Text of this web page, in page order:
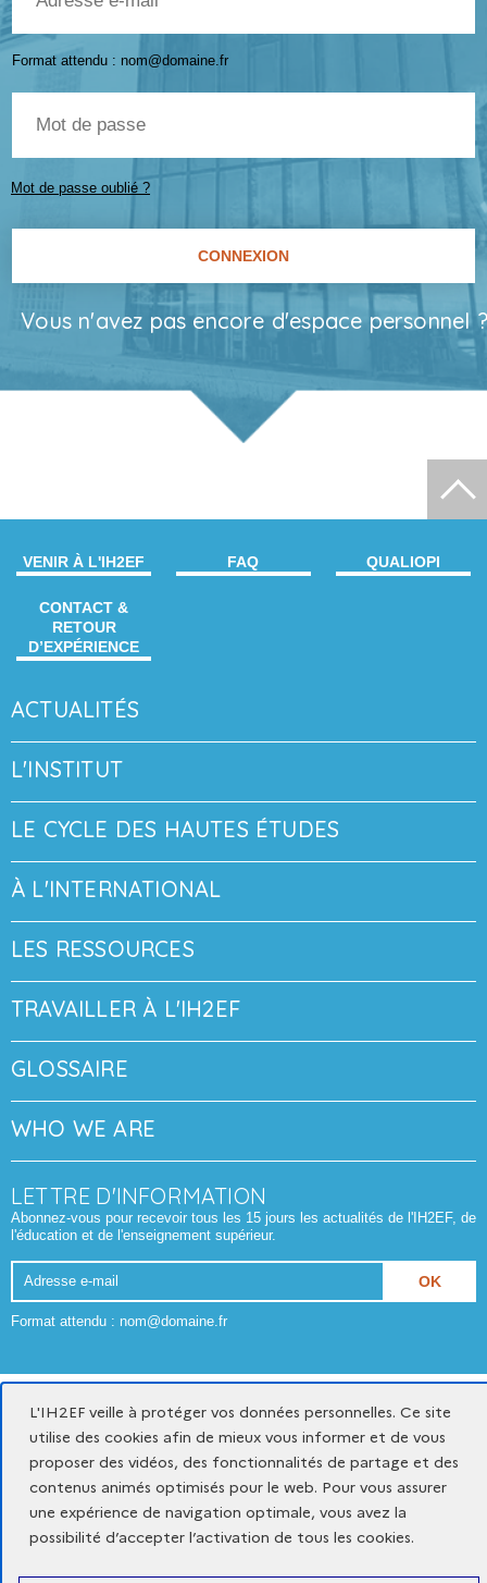
Format attendu : nom@domaine.fr
de
passe
Mot de passe oublié ?
Vous n'avez pas encore d'espace personnel ?
VENIR À L'IH2EF FAQ QUALIOPI
CONTACT &
RETOUR
D’EXPÉRIENCE
ACTUALITÉS
L'INSTITUT
LE CYCLE DES HAUTES ÉTUDES
À L'INTERNATIONAL
LES RESSOURCES
TRAVAILLER À L'IH2EF
GLOSSAIRE
WHO WE ARE
LETTRE D'INFORMATION
Abonnez-vous pour recevoir tous les 15 jours les actualités de l'IH2EF, de
l'éducation et de l'enseignement supérieur.
Adresse
e-
mail
Format attendu : nom@domaine.fr
Mentions légales
Données personnelles et cookies
Gestion des cookies
Accessibilité du site : partiellement conforme
x
-
youtube
-
linkedin
-
L'IH2EF veille à protéger vos données personnelles. Ce site
utilise des cookies afin de mieux vous informer et de vous
proposer des vidéos, des fonctionnalités de partage et des
contenus animés optimisés pour le web. Pour vous assurer
une expérience de navigation optimale, vous avez la
possibilité d’accepter l’activation de tous les cookies.